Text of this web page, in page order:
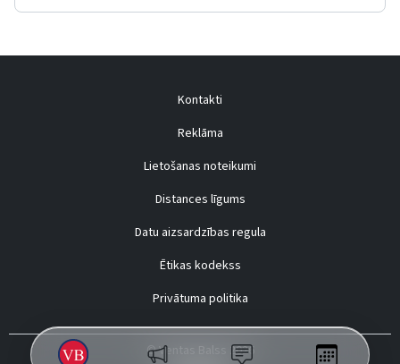
Kontakti
Reklāma
Lietošanas noteikumi
Distances līgums
Datu aizsardzības regula
Ētikas kodekss
Privātuma politika
© Ventas Balss 2026